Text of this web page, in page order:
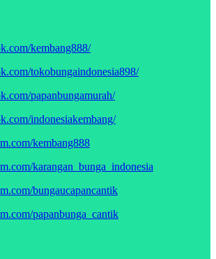
kembang888/
tokobungaindonesia898/
papanbungamurah/
indonesiakembang/
kembang888
karangan_bunga_indonesia
bungaucapancantik
papanbunga_cantik